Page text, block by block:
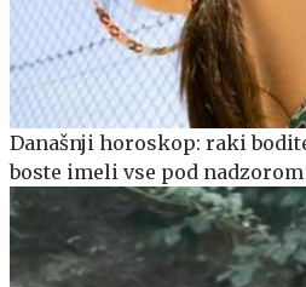
Današnji horoskop: raki
boste imeli vse pod nadzorom